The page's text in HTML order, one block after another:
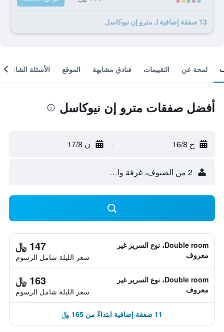
13 صفقة إضافية لـ مترو إن نيوكاسل
لمحة عن التقييمات فنادق مشابهة الموقع الأسئلة الشائعة
أفضل صفقات مترو إن نيوكاسل
ح 16/8 - ن 17/8
2 من الضيوف، غرفة واحدة
Double room، نوع السرير غير
معروف
147 ﷼
سعر الليلة شامل الرسوم
Double room، نوع السرير غير
معروف
163 ﷼
سعر الليلة شامل الرسوم
11 صفقة إضافية ابتداءً من 165 ﷼